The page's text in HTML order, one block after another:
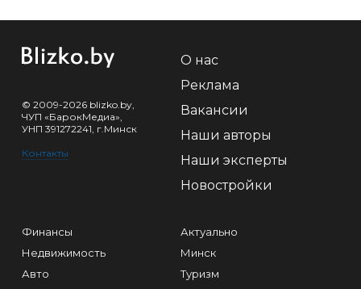
© 2009-2026 blizko.by,
ЧУП «БарокМедиа»,
УНП 391272241, г.Минск
Контакты
О нас
Реклама
Вакансии
Наши авторы
Наши эксперты
Новостройки
Финансы
Недвижимость
Авто
Актуально
Минск
Туризм